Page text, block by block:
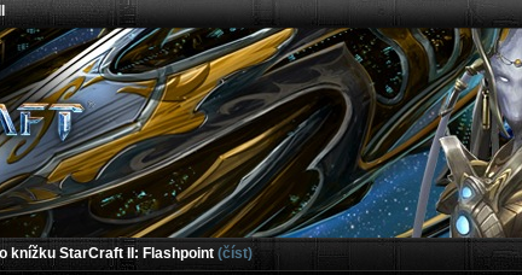
knížku StarCraft II: Flashpoint (číst)